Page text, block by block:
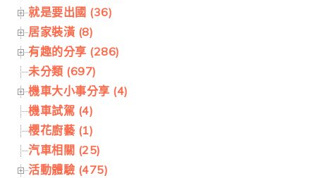
就是要出國 (36)
居家裝潢 (8)
有趣的分享 (286)
未分類 (697)
機車大小事分享 (4)
機車試駕 (4)
櫻花廚藝 (1)
汽車相關 (25)
活動體驗 (475)